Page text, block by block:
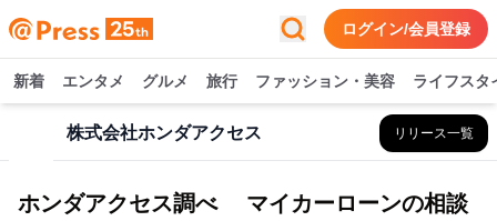
ログイン/会員登録
新着 エンタメ グルメ 旅行 ファッション・美容 ライフスタ
株式会社ホンダアクセス リリース一覧
ホンダアクセス調べ マイカーローンの相談